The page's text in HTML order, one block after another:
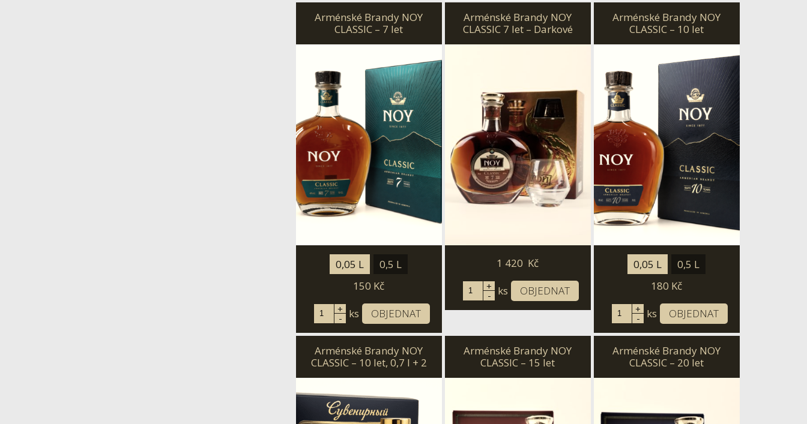
Arménské Brandy NOY
CLASSIC – 7 let
0,05 L
0,5 L
150 Kč
+
- ks OBJEDNAT
Arménské Brandy NOY
CLASSIC 7 let – Darkové
balení se skleničkou
1 420 Kč
+
- ks OBJEDNAT
Arménské Brandy NOY
CLASSIC – 10 let
0,05 L
0,5 L
180 Kč
+
- ks OBJEDNAT
Arménské Brandy NOY
CLASSIC – 10 let, 0,7 l + 2
Arménské Brandy NOY
CLASSIC – 15 let
Arménské Brandy NOY
CLASSIC – 20 let